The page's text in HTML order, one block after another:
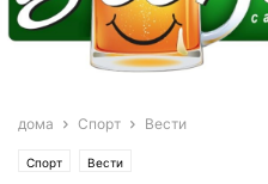
дома Спорт Вести
Спорт Вести